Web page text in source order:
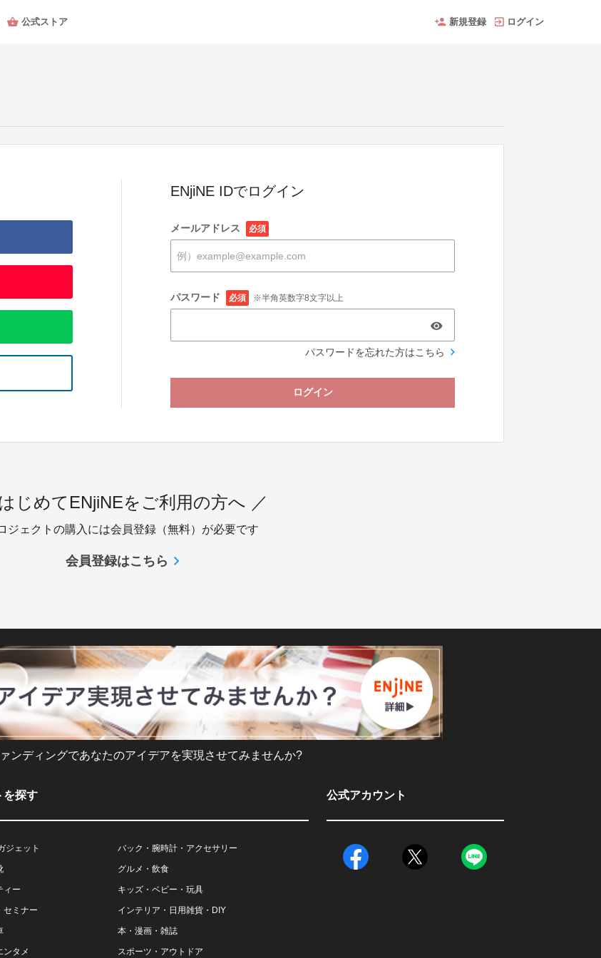
公式ストア 新規登録 ログイン
ENjiNE IDでログイン
メールアドレス 必須
パスワード 必須 ※半角英数字8文字以上
パスワードを忘れた方はこちら
ログイン
じめてENjiNEをご利用の方へ ／
ジェクトの購入には会員登録（無料）が必要です
会員登録はこちら
ンディングであなたのアイデアを実現させてみませんか?
を探す
ジェット バック・腕時計・アクセサリー
グルメ・飲食
ィー キッズ・ベビー・玩具
セミナー インテリア・日用雑貨・DIY
本・漫画・雑誌
ンタメ スポーツ・アウトドア
公式アカウント